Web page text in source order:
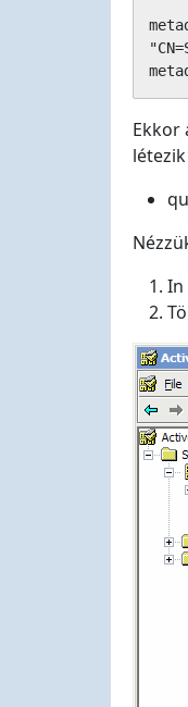
Ekkor
In